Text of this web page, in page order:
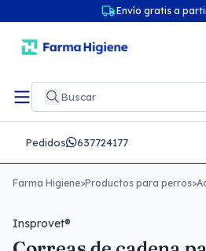
Envío gratis a
Pedidos 637724177
Farma Higiene>Productos para perros>
Insprovet®